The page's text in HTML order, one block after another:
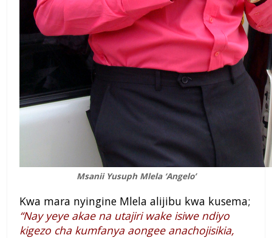
Msanii Yusuph Mlela ‘Angelo’
Kwa mara nyingine Mlela alijibu kwa kusema;
“Nay yeye akae na utajiri wake isiwe ndiyo
kigezo cha kumfanya aongee anachojisikia,